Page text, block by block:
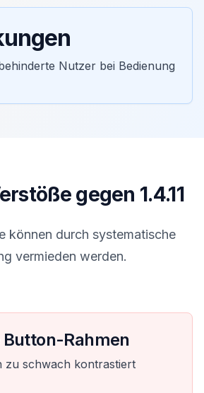
Nutzer bei Bedienung
gegen 1.4.11
können durch systematische
vermieden werden.
Rahmen
zu schwach kontrastiert